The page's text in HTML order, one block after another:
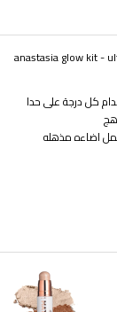
كل درجة على حدا
اضاءه مذهله